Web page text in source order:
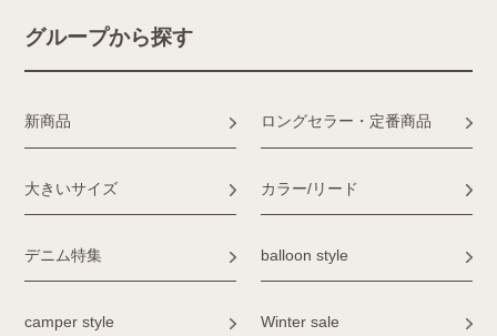
グループから探す
新商品 ロングセラー・定番商品
大きいサイズ カラー/リード
デニム特集 balloon style
camper style Winter sale